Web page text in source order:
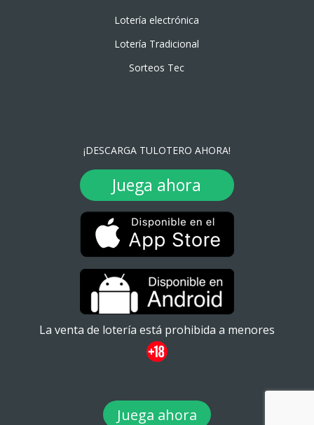
Lotería electrónica
Lotería Tradicional
Sorteos Tec
¡DESCARGA TULOTERO AHORA!
Juega ahora
La venta de lotería está prohibida a menores
Juega ahora